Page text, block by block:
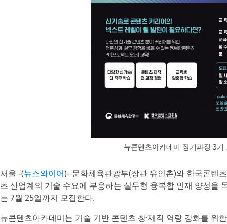
뉴콘텐츠아카데미 장기과정 3
서울--(뉴스와이어)--문화체육관광부(장관 유인촌)와 한국콘텐
츠 산업계의 기술 수요에 부응하는 실무형 융복합 인재 양성을
는 7월 25일까지 모집한다.
뉴콘텐츠아카데미는 기술 기반 콘텐츠 창·제작 역량 강화를 위